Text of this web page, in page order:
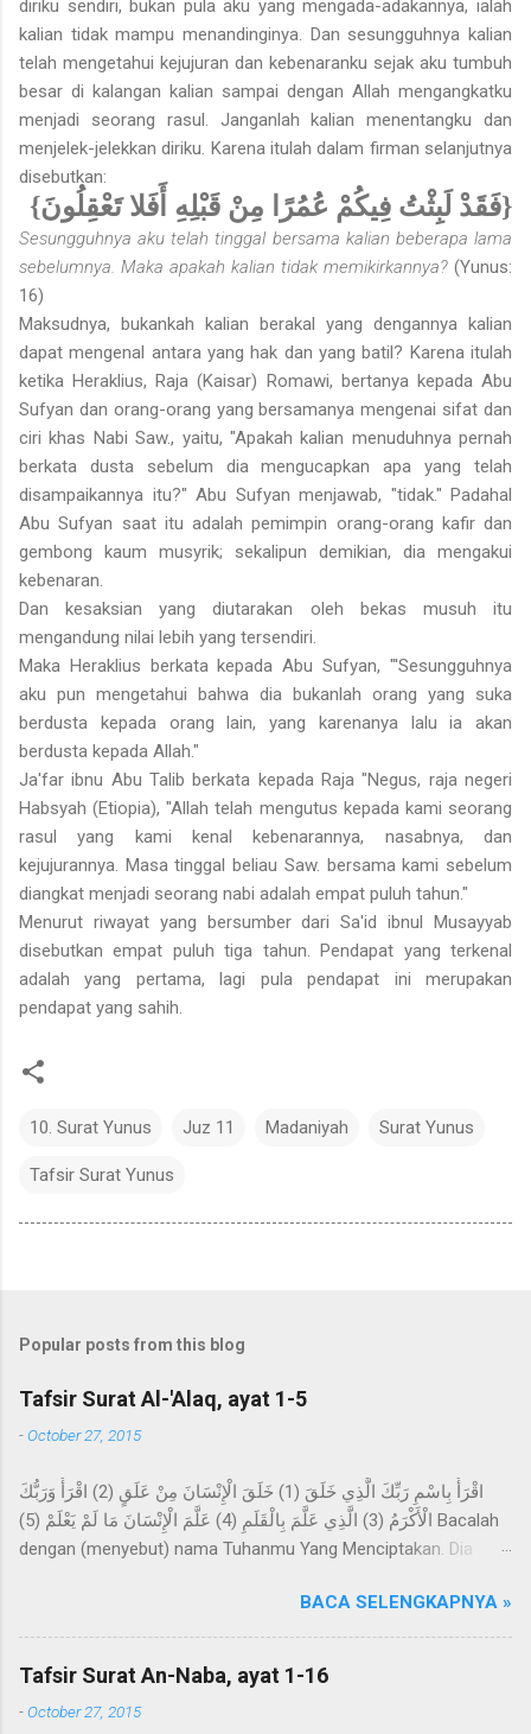
diriku sendiri, bukan pula aku yang mengada-adakannya, ialah
kalian tidak mampu menandinginya. Dan sesungguhnya kalian
telah mengetahui kejujuran dan kebenaranku sejak aku tumbuh
besar di kalangan kalian sampai dengan Allah mengangkatku
menjadi seorang rasul. Janganlah kalian menentangku dan
menjelek-jelekkan diriku. Karena itulah dalam firman selanjutnya
disebutkan:
{فَقَدْ لَبِثْتُ فِيكُمْ عُمُرًا مِنْ قَبْلِهِ أَفَلا تَعْقِلُونَ}
Sesungguhnya aku telah tinggal bersama kalian beberapa lama
sebelumnya. Maka apakah kalian tidak memikirkannya? (Yunus:
16)
Maksudnya, bukankah kalian berakal yang dengannya kalian
dapat mengenal antara yang hak dan yang batil? Karena itulah
ketika Heraklius, Raja (Kaisar) Romawi, bertanya kepada Abu
Sufyan dan orang-orang yang bersamanya mengenai sifat dan
ciri khas Nabi Saw., yaitu, "Apakah kalian menuduhnya pernah
berkata dusta sebelum dia mengucapkan apa yang telah
disampaikannya itu?" Abu Sufyan menjawab, "tidak." Padahal
Abu Sufyan saat itu adalah pemimpin orang-orang kafir dan
gembong kaum musyrik; sekalipun demikian, dia mengakui
kebenaran.
Dan kesaksian yang diutarakan oleh bekas musuh itu
mengandung nilai lebih yang tersendiri.
Maka Heraklius berkata kepada Abu Sufyan, "'Sesungguhnya
aku pun mengetahui bahwa dia bukanlah orang yang suka
berdusta kepada orang lain, yang karenanya lalu ia akan
berdusta kepada Allah."
Ja'far ibnu Abu Talib berkata kepada Raja "Negus, raja negeri
Habsyah (Etiopia), "Allah telah mengutus kepada kami seorang
rasul yang kami kenal kebenarannya, nasabnya, dan
kejujurannya. Masa tinggal beliau Saw. bersama kami sebelum
diangkat menjadi seorang nabi adalah empat puluh tahun."
Menurut riwayat yang bersumber dari Sa'id ibnul Musayyab
disebutkan empat puluh tiga tahun. Pendapat yang terkenal
adalah yang pertama, lagi pula pendapat ini merupakan
pendapat yang sahih.
10. Surat Yunus Juz 11 Madaniyah Surat Yunus
Tafsir Surat Yunus
Popular posts from this blog
Tafsir Surat Al-'Alaq, ayat 1-5
-October 27, 2015
اقْرَأْ بِاسْمِ رَبِّكَ الَّذِي خَلَقَ (1) خَلَقَ الْإِنْسَانَ مِنْ عَلَقٍ (2) اقْرَأْ وَرَبُّكَ
الْأَكْرَمُ (3) الَّذِي عَلَّمَ بِالْقَلَمِ (4) عَلَّمَ الْإِنْسَانَ مَا لَمْ يَعْلَمْ (5) Bacalah
dengan (menyebut) nama Tuhanmu Yang Menciptakan. Dia
Tuhanmulah Yang Maha Pemurah, Yang mengajar (manusia)
dengan perantaraan qalam. Dia mengajarkan kepada manusia
apa yang tidak diketahuinya. Imam Ahmad mengatakan, telah
menceritakan kepada kami Abdur Razzaq, telah menceritakan
kepada kami Ma'mar, dari Az-Zuhri, dari Urwah, dari Aisyah
BACA SELENGKAPNYA »
Tafsir Surat An-Naba, ayat 1-16
-October 27, 2015